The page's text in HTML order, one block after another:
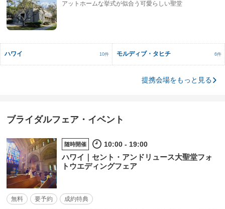
アットホームな挙式が似合う可愛らしい聖堂
ハワイ 10件 モルディブ・タヒチ 6件
提携会場をもっと見る
ブライダルフェア・イベント
随時開催 10:00 - 19:00
ハワイ｜セント・アンドリュース大聖堂フォ
トウエディングフェア
無料 要予約 成約特典